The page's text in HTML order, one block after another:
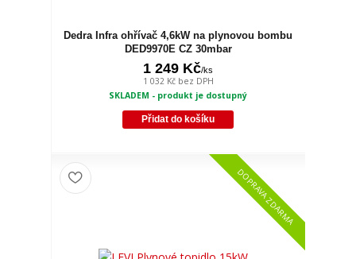
Dedra Infra ohřívač 4,6kW na plynovou bombu
DED9970E CZ 30mbar
1 249 Kč/ks
1 032 Kč bez DPH
SKLADEM - produkt je dostupný
Přidat do košíku
DOPRAVA ZDARMA